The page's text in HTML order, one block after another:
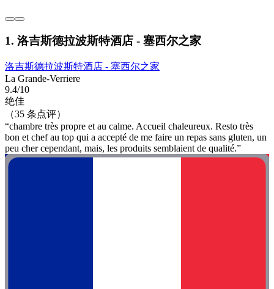
1. 洛吉斯德拉波斯特酒店 - 塞西尔之家
洛吉斯德拉波斯特酒店 - 塞西尔之家
La Grande-Verriere
9.4/10
绝佳
（35 条点评）
“chambre très propre et au calme. Accueil chaleureux. Resto très
bon et chef au top qui a accepté de me faire un repas sans gluten, un
peu cher cependant, mais, les produits semblaient de qualité.”